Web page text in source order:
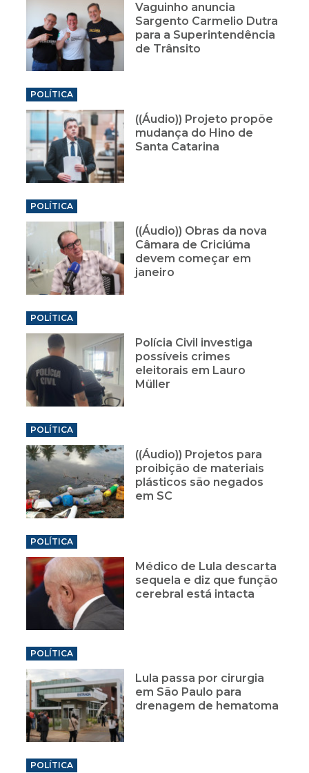
Vaguinho anuncia
Sargento Carmelio Dutra
para a Superintendência
de Trânsito
POLÍTICA
((Áudio)) Projeto propõe
mudança do Hino de
Santa Catarina
POLÍTICA
((Áudio)) Obras da nova
Câmara de Criciúma
devem começar em
janeiro
POLÍTICA
Polícia Civil investiga
possíveis crimes
eleitorais em Lauro
Müller
POLÍTICA
((Áudio)) Projetos para
proibição de materiais
plásticos são negados
em SC
POLÍTICA
Médico de Lula descarta
sequela e diz que função
cerebral está intacta
POLÍTICA
Lula passa por cirurgia
em São Paulo para
drenagem de hematoma
POLÍTICA